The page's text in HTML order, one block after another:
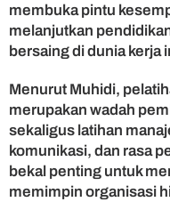
i
f
G
o
b
a
membuka pintu
melanjutkan
bersaing di dunia kerja
Menurut Muhidi,
merupakan wadah
sekaligus latihan
komunikasi, dan rasa
bekal penting untuk
memimpin organisasi